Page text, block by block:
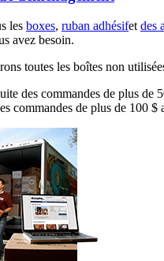
les boxes, ruban adhésifetdes
avez besoin.
toutes les boîtes non
des commandes de plus de
commandes de plus de 100 $